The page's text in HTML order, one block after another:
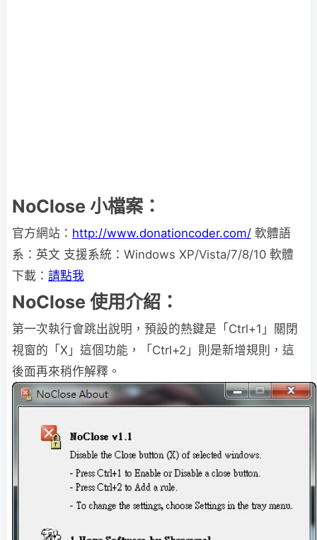
NoClose 小檔案：
官方網站： http://www.donationcoder.com/ 軟體語
系：英文 支援系統：Windows XP/Vista/7/8/10 軟體
下載： 請點我
NoClose 使用介紹：
第一次執行會跳出說明，預設的熱鍵是「Ctrl+1」關閉
視窗的「X」這個功能，「Ctrl+2」則是新增規則，這
後面再來稍作解釋。